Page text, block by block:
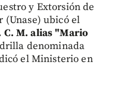
y Extorsión de
(Unase) ubicó el
C. M. alias "Mario
denominada
el Ministerio en